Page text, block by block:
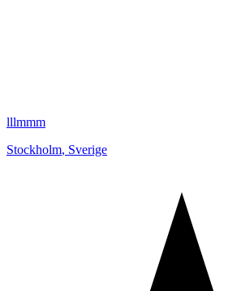
lllmmm
Stockholm, Sverige